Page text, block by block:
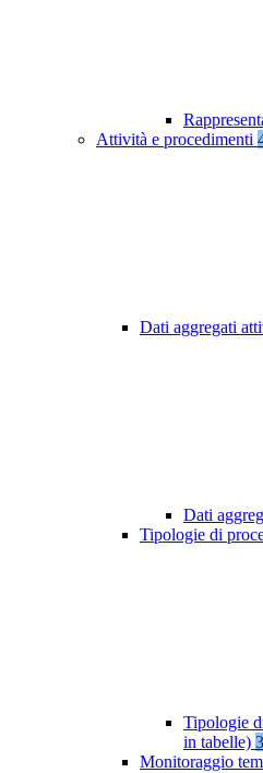
Attività e procedimenti
Dati aggregati
Dati
Tipologie di
Tipologie
in tabelle) 3
Monitoraggio